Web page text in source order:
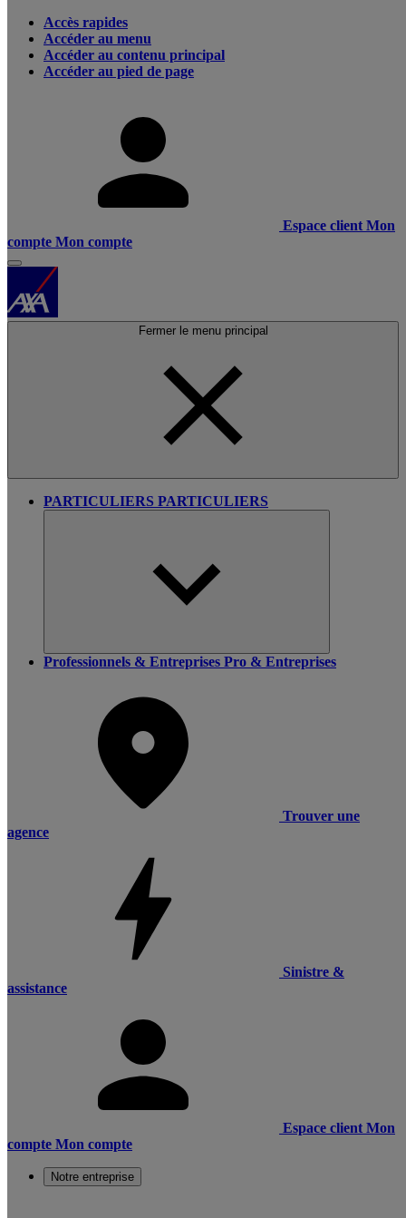
Accès rapides
Accéder au menu
Accéder au contenu principal
Accéder au pied de page
Espace client Mon
compte Mon compte
Fermer le menu principal
PARTICULIERS PARTICULIERS
Professionnels & Entreprises Pro & Entreprises
Trouver une
agence
Sinistre &
assistance
Espace client Mon
compte Mon compte
Notre entreprise